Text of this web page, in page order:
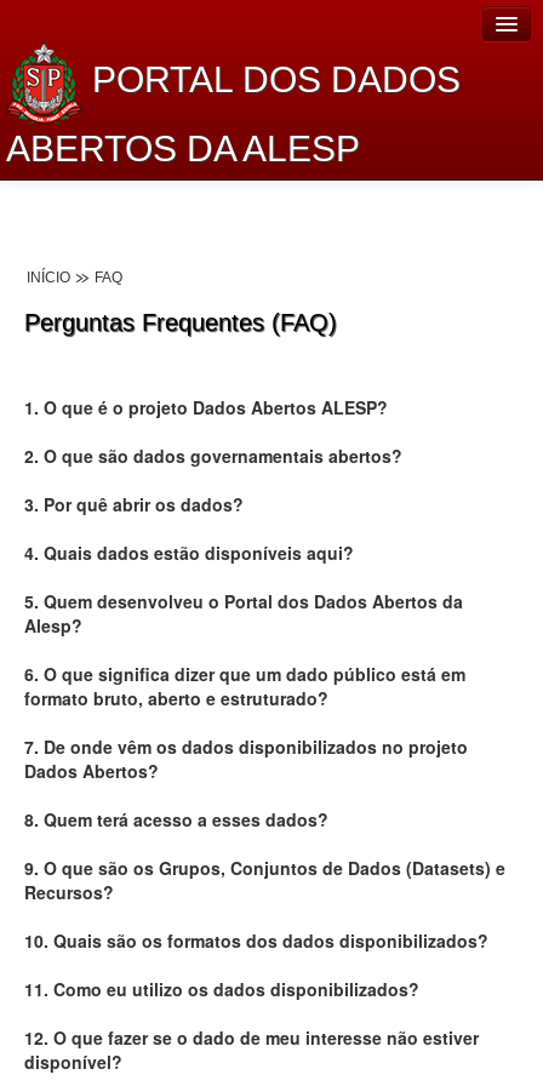
PORTAL DOS DADOS
ABERTOS DA ALESP
Lei de Acesso à Informação
Administração
Legislação
Perguntas frequentes
Contato
INÍCIO FAQ
Perguntas Frequentes (FAQ)
1. O que é o projeto Dados Abertos ALESP?
2. O que são dados governamentais abertos?
3. Por quê abrir os dados?
4. Quais dados estão disponíveis aqui?
5. Quem desenvolveu o Portal dos Dados Abertos da
Alesp?
6. O que significa dizer que um dado público está em
formato bruto, aberto e estruturado?
7. De onde vêm os dados disponibilizados no projeto
Dados Abertos?
8. Quem terá acesso a esses dados?
9. O que são os Grupos, Conjuntos de Dados (Datasets) e
Recursos?
10. Quais são os formatos dos dados disponibilizados?
11. Como eu utilizo os dados disponibilizados?
12. O que fazer se o dado de meu interesse não estiver
disponível?